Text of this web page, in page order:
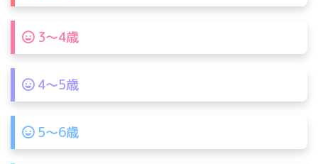
3〜4歳
4〜5歳
5〜6歳